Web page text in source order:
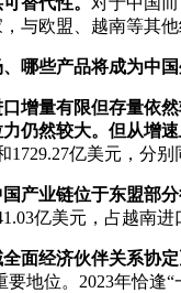
与欧盟、越南等其
哪些产品将成为中
增量有限但存量依
仍然较大。但从增
亿美元，分别
产业链位于东盟部
亿美元，占越南进
面经济伙伴关系协
地位。2023年恰